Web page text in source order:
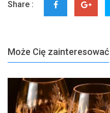
Share :
Może Cię zainteresować